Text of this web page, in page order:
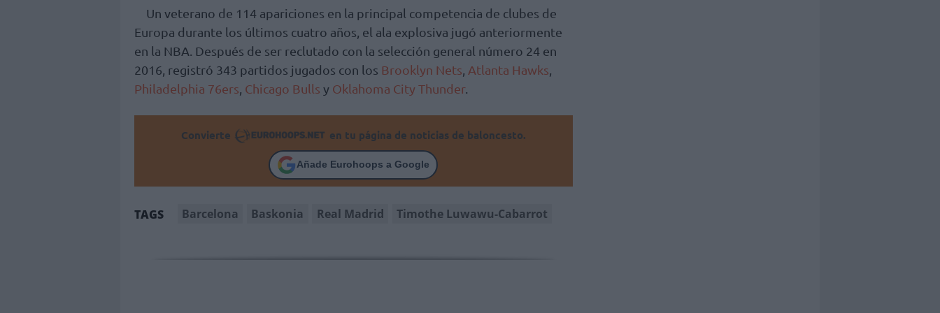
Un veterano de 114 apariciones en la principal competencia de clubes de
Europa durante los últimos cuatro años, el ala explosiva jugó anteriormente
en la NBA. Después de ser reclutado con la selección general número 24 en
2016, registró 343 partidos jugados con los Brooklyn Nets Atlanta Hawks
Philadelphia 76ers Chicago Bulls y Oklahoma City Thunder.
Convierte en tu página de noticias de baloncesto.
Añade Eurohoops a Google
TAGS Barcelona Baskonia Real Madrid Timothe Luwawu-Cabarrot